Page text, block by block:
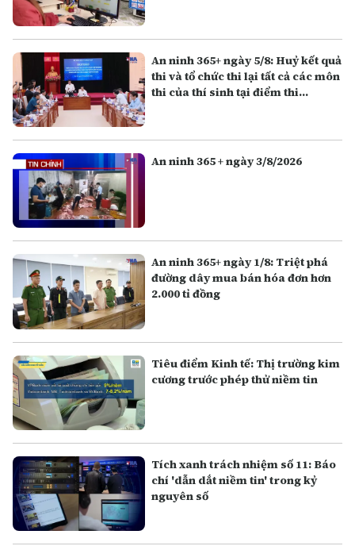
An ninh 365+ ngày 5/8: Huỷ kết quả
thi và tổ chức thi lại tất cả các môn
thi của thí sinh tại điểm thi
An ninh 365 + ngày 3/8/2026
An ninh 365+ ngày 1/8: Triệt phá
đường dây mua bán hóa đơn hơn
2.000 tỉ đồng
Tiêu điểm Kinh tế: Thị trường kim
cương trước phép thử niềm tin
Tích xanh trách nhiệm số 11: Báo
chí 'dẫn dắt niềm tin' trong kỷ
nguyên số